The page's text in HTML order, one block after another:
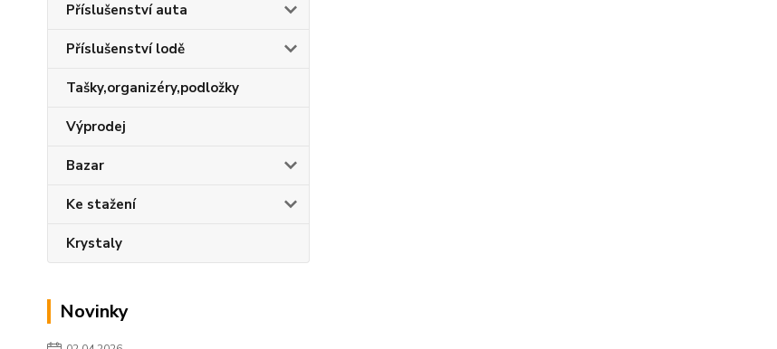
Příslušenství auta
Příslušenství lodě
Tašky,organizéry,podložky
Výprodej
Bazar
Ke stažení
Krystaly
Novinky